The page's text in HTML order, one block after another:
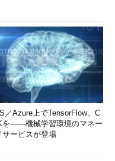
／Azure上でTensorFlow、C
を――機械学習環境のマネー
サービスが登場